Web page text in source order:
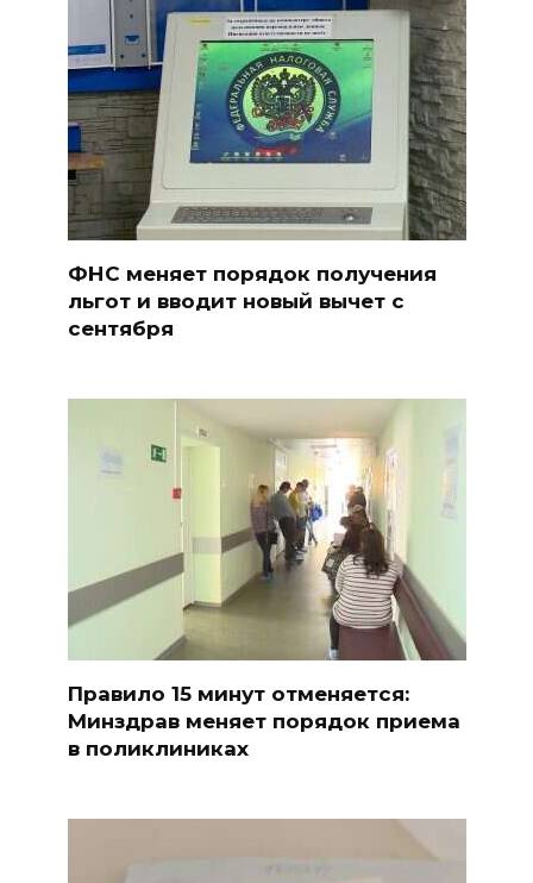
ФНС меняет порядок получения
льгот и вводит новый вычет с
сентября
Правило 15 минут отменяется:
Минздрав меняет порядок приема
в поликлиниках